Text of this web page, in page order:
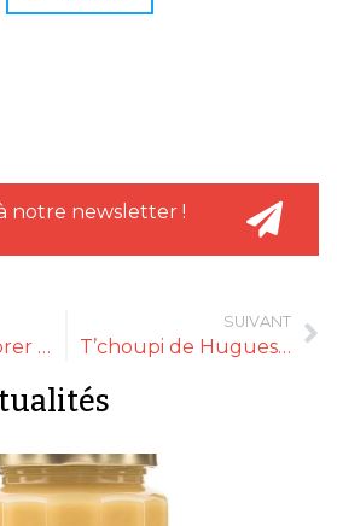
notre newsletter !
Des œufs à décorer au Comptoir de Mathilde
SUIVANT
T’choupi de Hugues Pouget